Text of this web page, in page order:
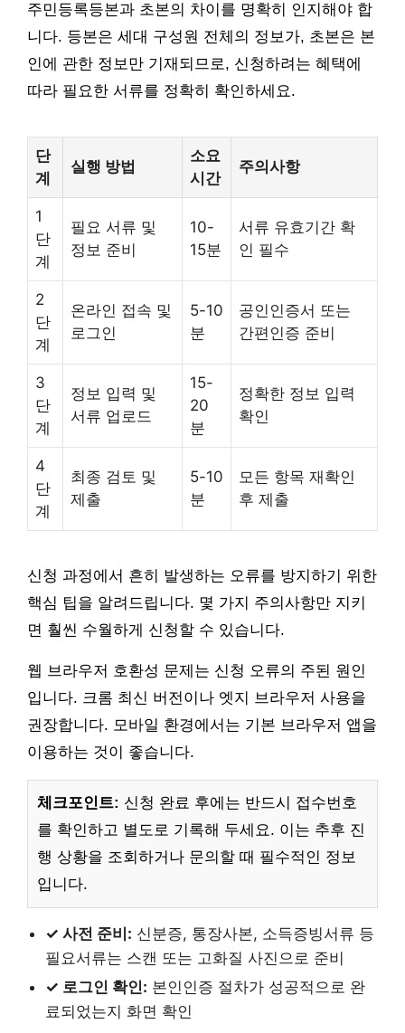
주민등록등본과 초본의 차이를 명확히 인지해야 합
니다. 등본은 세대 구성원 전체의 정보가, 초본은 본
인에 관한 정보만 기재되므로, 신청하려는 혜택에
따라 필요한 서류를 정확히 확인하세요.
단
계
실행 방법
소요
시간
주의사항
1
단
계
필요 서류 및
정보 준비
10-
15분
서류 유효기간 확
인 필수
2
단
계
온라인 접속 및
로그인
5-10
분
공인인증서 또는
간편인증 준비
3
단
계
정보 입력 및
서류 업로드
15-
20
분
정확한 정보 입력
확인
4
단
계
최종 검토 및
제출
5-10
분
모든 항목 재확인
후 제출
신청 과정에서 흔히 발생하는 오류를 방지하기 위한
핵심 팁을 알려드립니다. 몇 가지 주의사항만 지키
면 훨씬 수월하게 신청할 수 있습니다.
웹 브라우저 호환성 문제는 신청 오류의 주된 원인
입니다. 크롬 최신 버전이나 엣지 브라우저 사용을
권장합니다. 모바일 환경에서는 기본 브라우저 앱을
이용하는 것이 좋습니다.
체크포인트: 신청 완료 후에는 반드시 접수번호
를 확인하고 별도로 기록해 두세요. 이는 추후 진
행 상황을 조회하거나 문의할 때 필수적인 정보
입니다.
✓ 사전 준비: 신분증, 통장사본, 소득증빙서류 등
필요서류는 스캔 또는 고화질 사진으로 준비
✓ 로그인 확인: 본인인증 절차가 성공적으로 완
료되었는지 화면 확인